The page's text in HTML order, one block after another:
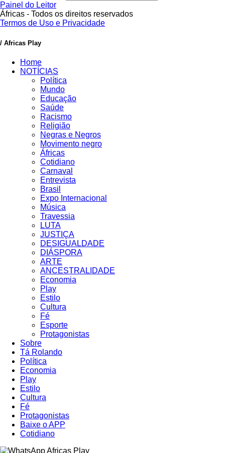
Painel do Leitor
Áfricas - Todos os direitos reservados
Termos de Uso e Privacidade
/ Africas Play
Home
NOTÍCIAS
Política
Mundo
Educação
Saúde
Racismo
Religião
Negras e Negros
Movimento negro
Áfricas
Cotidiano
Carnaval
Entrevista
Brasil
Expo Internacional
Música
Travessia
LUTA
JUSTIÇA
DESIGUALDADE
DIÁSPORA
ARTE
ANCESTRALIDADE
Economia
Play
Estilo
Cultura
Fé
Esporte
Protagonistas
Sobre
Tá Rolando
Política
Economia
Play
Estilo
Cultura
Fé
Protagonistas
Baixe o APP
Cotidiano
Africas Play